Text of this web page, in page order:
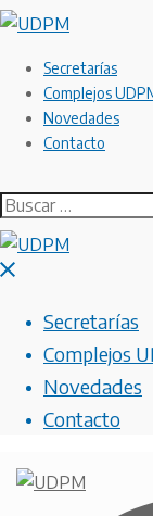
Saltar
contenidoSecretarías
Complejos
Novedades
Contacto
Buscar:
Cerrar
Secretarías
Complejos
Novedades
Contacto